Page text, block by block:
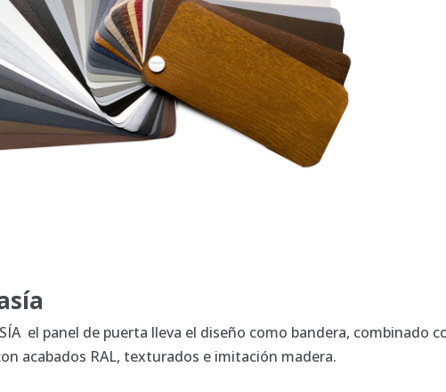
el panel de puerta lleva el diseño como bandera,
acabados RAL, texturados e imitación madera.